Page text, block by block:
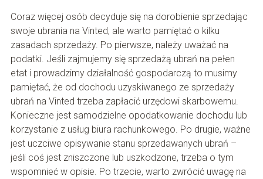
Coraz więcej osób decyduje się na dorobienie sprzedając
swoje ubrania na Vinted, ale warto pamiętać o kilku
zasadach sprzedaży. Po pierwsze, należy uważać na
podatki. Jeśli zajmujemy się sprzedażą ubrań na pełen
etat i prowadzimy działalność gospodarczą to musimy
pamiętać, że od dochodu uzyskiwanego ze sprzedaży
ubrań na Vinted trzeba zapłacić urzędowi skarbowemu.
Konieczne jest samodzielne opodatkowanie dochodu lub
korzystanie z usług biura rachunkowego. Po drugie, ważne
jest uczciwe opisywanie stanu sprzedawanych ubrań –
jeśli coś jest zniszczone lub uszkodzone, trzeba o tym
wspomnieć w opisie. Po trzecie, warto zwrócić uwagę na